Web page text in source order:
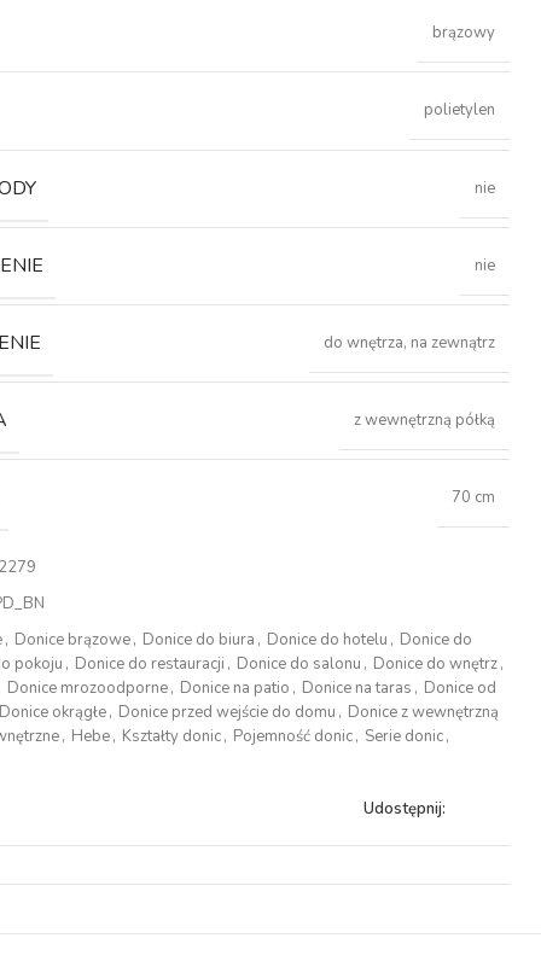
brązowy
polietylen
nie
nie
do wnętrza, na zewnątrz
z wewnętrzną półką
70 cm
, Donice brązowe, Donice do biura , Donice do hotelu , Donice do
pokoju , Donice do restauracji , Donice do salonu , Donice do wnętrz,
Donice mrozoodporne, Donice na patio , Donice na taras , Donice od
Donice okrągłe, Donice przed wejście do domu , Donice z wewnętrzną
, Hebe, Kształty donic, Pojemność donic, Serie donic,
Udostępnij: